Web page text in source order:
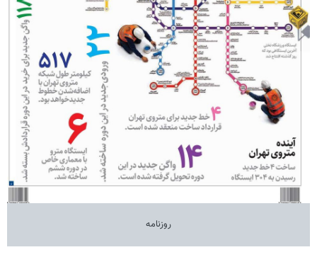
روزنامه